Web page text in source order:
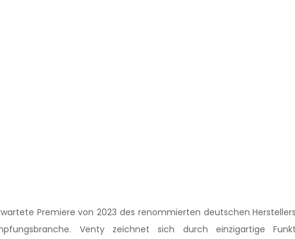
Premiere von 2023 des renommierten deutschen
Venty zeichnet sich durch einzigartige